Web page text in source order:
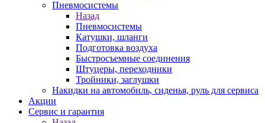
Пневмосистемы
Назад
Пневмосистемы
Катушки, шланги
Подготовка воздуха
Быстросъемные соединения
Штуцеры, переходники
Тройники, заглушки
Накидки на автомобиль, сиденья, руль для сервиса
Акции
Сервис и гарантия